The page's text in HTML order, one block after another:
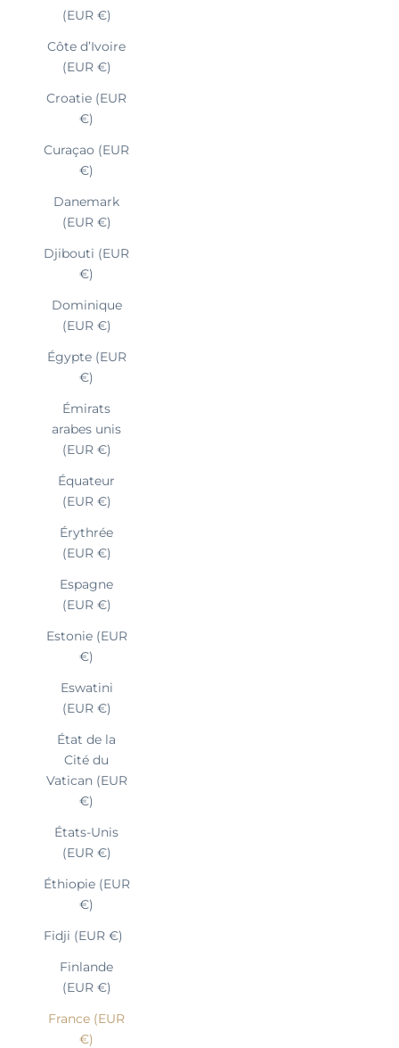
(EUR €)
Côte d’Ivoire
(EUR €)
Croatie (EUR
€)
Curaçao (EUR
€)
Danemark
(EUR €)
Djibouti (EUR
€)
Dominique
(EUR €)
Égypte (EUR
€)
Émirats
arabes unis
(EUR €)
Équateur
(EUR €)
Érythrée
(EUR €)
Espagne
(EUR €)
Estonie (EUR
€)
Eswatini
(EUR €)
État de la
Cité du
Vatican (EUR
€)
États-Unis
(EUR €)
Éthiopie (EUR
€)
Fidji (EUR €)
Finlande
(EUR €)
France (EUR
€)